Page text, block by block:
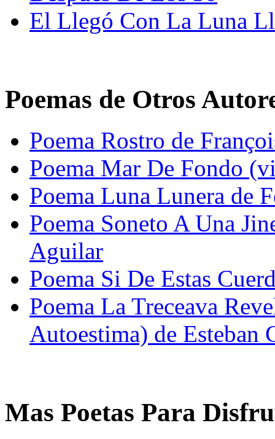
El Llegó Con La Luna
Poemas de Otros
Poema Rostro de
Poema Mar De Fondo
Poema Luna Lunera de
Poema Soneto A Una
Aguilar
Poema Si De Estas
Poema La Treceava
Autoestima) de Esteban
Mas Poetas Para